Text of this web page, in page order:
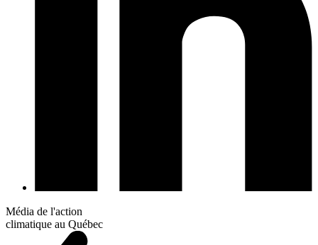
Média de l'action
climatique au Québec